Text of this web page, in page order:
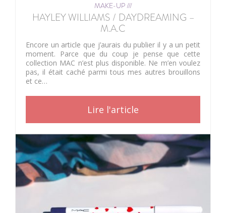
MAKE-UP ///
HAYLEY WILLIAMS / DAYDREAMING –
M.A.C
Encore un article que j’aurais du publier il y a un petit
moment. Parce que du coup je pense que cette
collection MAC n’est plus disponible. Ne m’en voulez
pas, il était caché parmi tous mes autres brouillons
et ce…
Lire l'article